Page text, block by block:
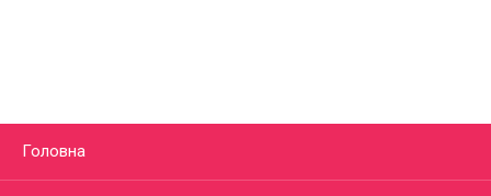
Головна